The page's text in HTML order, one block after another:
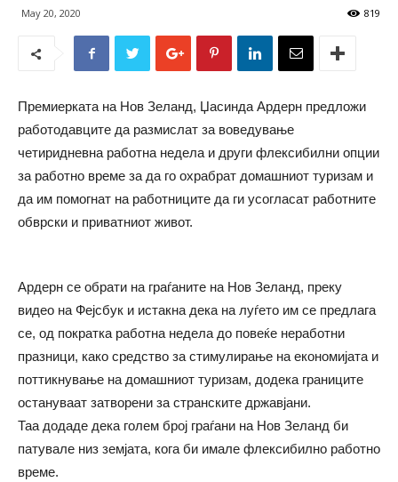
May 20, 2020 819
Премиерката на Нов Зеланд, Џасинда Ардерн предложи
работодавците да размислат за воведување
четиридневна работна недела и други флексибилни опции
за работно време за да го охрабрат домашниот туризам и
да им помогнат на работниците да ги усогласат работните
обврски и приватниот живот.
Ардерн се обрати на граѓаните на Нов Зеланд, преку
видео на Фејсбук и истакна дека на луѓето им се предлага
се, од пократка работна недела до повеќе неработни
празници, како средство за стимулирање на економијата и
поттикнување на домашниот туризам, додека границите
остануваат затворени за странските државјани.
Таа додаде дека голем број граѓани на Нов Зеланд би
патувале низ земјата, кога би имале флексибилно работно
време.